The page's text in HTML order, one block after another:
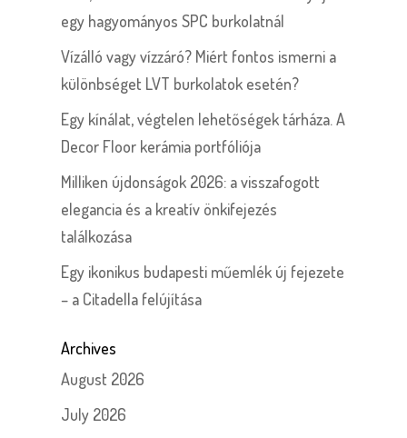
egy hagyományos SPC burkolatnál
Vízálló vagy vízzáró? Miért fontos ismerni a
különbséget LVT burkolatok esetén?
Egy kínálat, végtelen lehetőségek tárháza. A
Decor Floor kerámia portfóliója
Milliken újdonságok 2026: a visszafogott
elegancia és a kreatív önkifejezés
találkozása
Egy ikonikus budapesti műemlék új fejezete
– a Citadella felújítása
Archives
August 2026
July 2026